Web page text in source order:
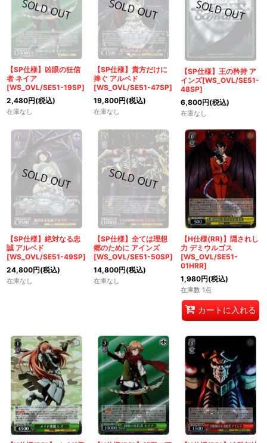
【SP仕様】凶眼の狂信
者 ネイア
[WS_OVL/SE51-19SP]
2,480円(税込)
在庫なし
【SP仕様】貴方だけに
捧ぐ アルベド
[WS_OVL/SE51-47SP]
19,800円(税込)
在庫なし
【SP仕様】王の矜持 ア
インズ[WS_OVL/SE51-
48SP]
6,800円(税込)
在庫なし
【SP仕様】絶対なる忠
誠 アルベド
[WS_OVL/SE51-49SP]
24,800円(税込)
在庫なし
【SP仕様】全ては理想
郷のために アインズ
[WS_OVL/SE51-50SP]
14,800円(税込)
在庫なし
【H仕様(RR)】隠されし
力 デミウルゴス
[WS_OVL/SE51-
01HRR]
1,980円(税込)
在庫数 1点
カートに入れる